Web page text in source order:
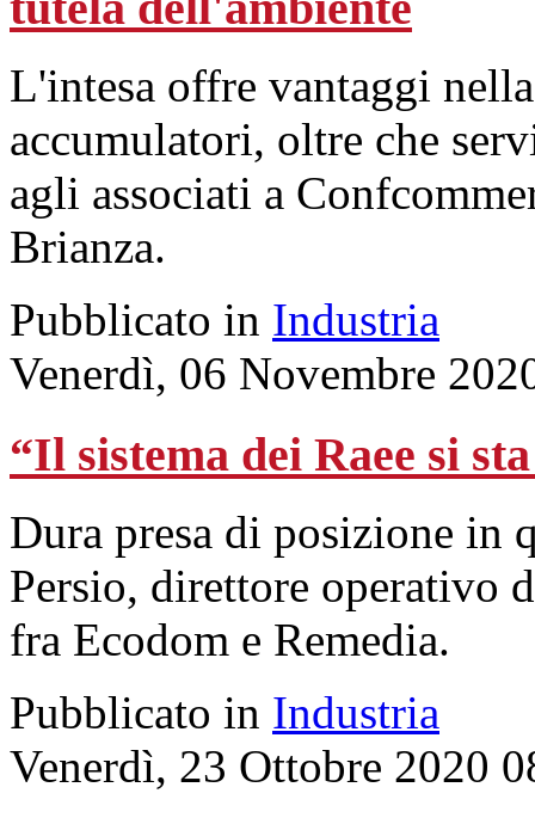
L'intesa offre vantaggi
accumulatori, oltre che
agli associati a
Brianza.
Pubblicato in Industria
Venerdì, 06 Novembre
“Il sistema dei Raee si
Dura presa di posizione in
Persio, direttore operativo
fra Ecodom e Remedia.
Pubblicato in Industria
Venerdì, 23 Ottobre 2020